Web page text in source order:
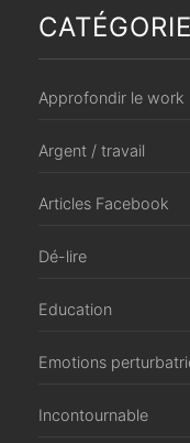
Approfondir le work
Argent / travail
Articles Facebook
Dé-lire
Education
Emotions
Incontournable